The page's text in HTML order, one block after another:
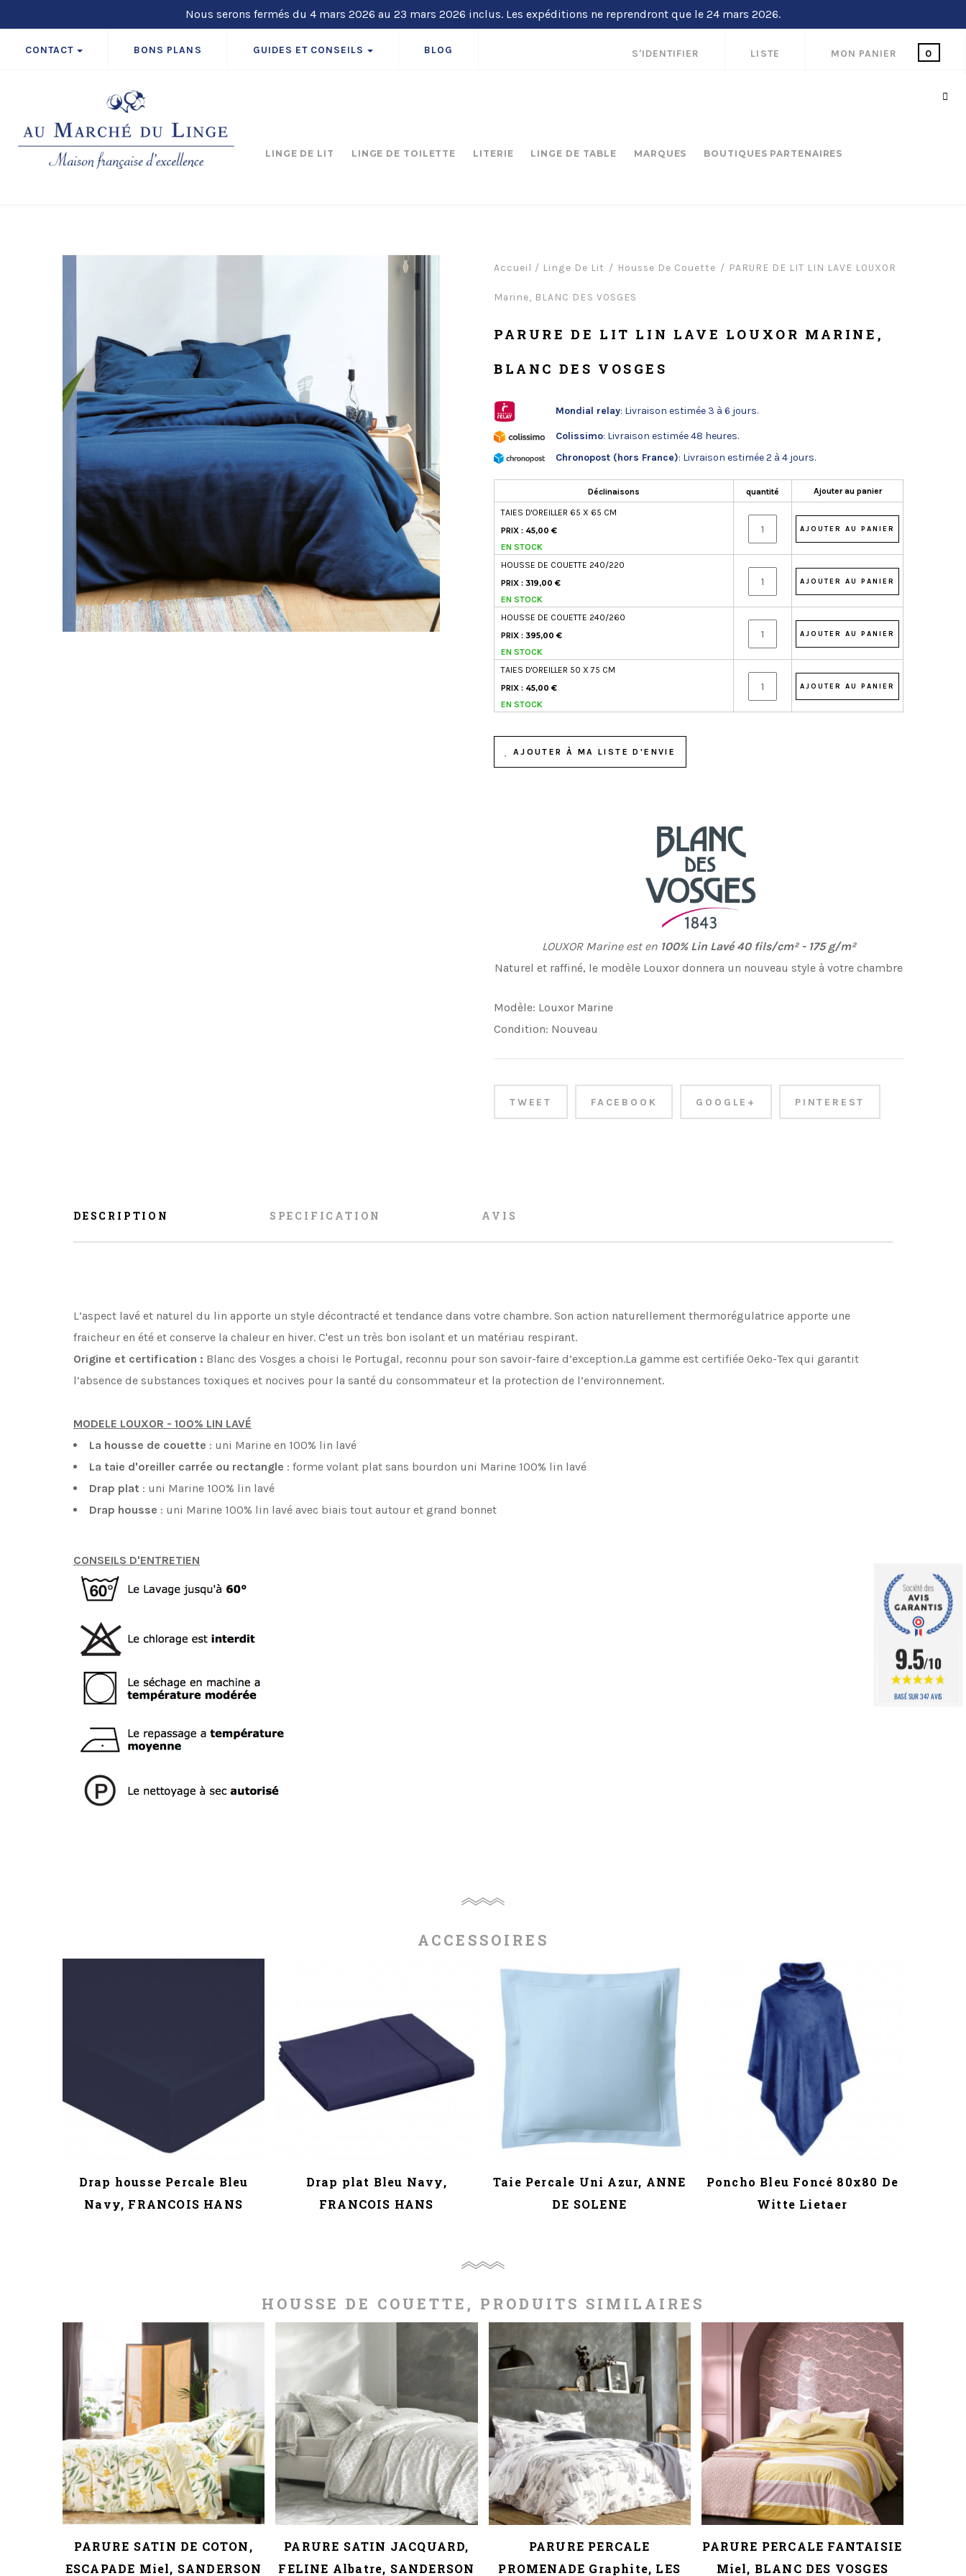
Nous serons fermés du 4 mars 2026 au 23 mars 2026 inclus. Les expéditions ne reprendront que le 24 mars 2026.
CONTACT BONS PLANS GUIDES ET CONSEILS BLOG MON PANIER 0
LISTE
S'IDENTIFIER
LINGE DE LIT LINGE DE TOILETTE LITERIE LINGE DE TABLE MARQUES BOUTIQUES PARTENAIRES
Accueil / Linge De Lit Housse De Couette PARURE DE LIT LIN LAVE LOUXOR
Marine, BLANC DES VOSGES
PARURE DE LIT LIN LAVE LOUXOR MARINE,
BLANC DES VOSGES
Mondial relay: Livraison estimée 3 à 6 jours.
Colissimo: Livraison estimée 48 heures.
Chronopost (hors France): Livraison estimée 2 à 4 jours.
Déclinaisons quantité Ajouter au panier
TAIES D'OREILLER 65 X 65 CM
PRIX : 45,00 €
EN STOCK
HOUSSE DE COUETTE 240/220
PRIX : 319,00 €
EN STOCK
HOUSSE DE COUETTE 240/260
PRIX : 395,00 €
EN STOCK
TAIES D'OREILLER 50 X 75 CM
PRIX : 45,00 €
EN STOCK
AJOUTER À MA LISTE D'ENVIE
LOUXOR Marine est en100% Lin Lavé40 fils/cm² - 175 g/m²
Naturel et raffiné, le modèle Louxor donnera un nouveau style à votre chambre
Modèle: Louxor Marine
Condition: Nouveau
TWEET FACEBOOK GOOGLE+ PINTEREST
DESCRIPTION SPECIFICATION AVIS
L’aspect lavé et naturel du lin apporte un style décontracté et tendance dans votre chambre. Son action naturellement thermorégulatrice apporte une
fraicheur en été et conserve la chaleur en hiver. C'est un très bon isolant et un matériau respirant.
Origine et certification : Blanc des Vosges a choisi le Portugal, reconnu pour son savoir-faire d’exception.La gamme est certifiée Oeko-Tex qui garantit
l’absence de substances toxiques et nocives pour la santé du consommateur et la protection de l’environnement.
MODELE LOUXOR - 100% LIN LAVÉ
La housse de couette : uni Marine en 100% lin lavé
La taie d'oreiller carrée ou rectangle : forme volant plat sans bourdon uni Marine 100% lin lavé
Drap plat : uni Marine 100% lin lavé
Drap housse : uni Marine 100% lin lavé avec biais tout autour et grand bonnet
CONSEILS D'ENTRETIEN
ACCESSOIRES
Drap housse Percale Bleu
Navy, FRANCOIS HANS
Drap plat Bleu Navy,
FRANCOIS HANS
Taie Percale Uni Azur, ANNE
DE SOLENE
Poncho Bleu Foncé 80x80 De
Witte Lietaer
HOUSSE DE COUETTE, PRODUITS SIMILAIRES
PARURE SATIN DE COTON,
ESCAPADE Miel, SANDERSON
PARURE SATIN JACQUARD,
FELINE Albatre, SANDERSON
PARURE PERCALE
PROMENADE Graphite, LES
PARURE PERCALE FANTAISIE
Miel, BLANC DES VOSGES
9.5/10
BASÉ SUR 347 AVIS